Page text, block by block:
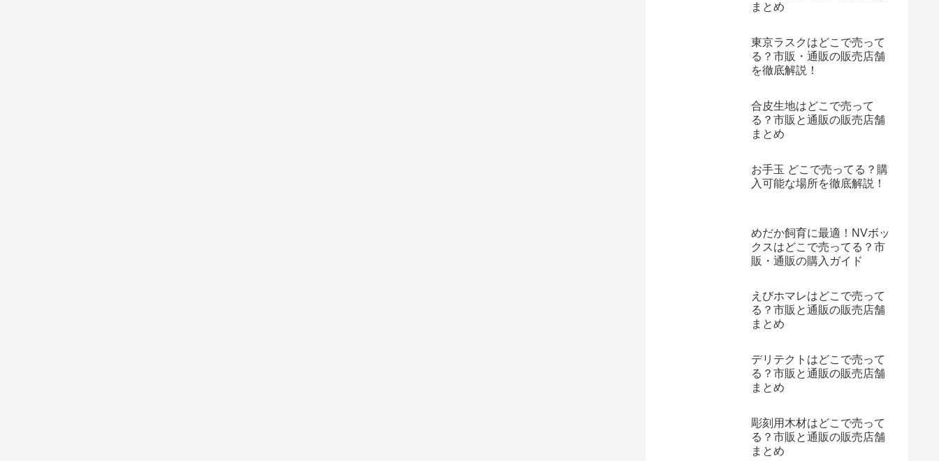
まとめ
東京ラスクはどこで売って
る？市販・通販の販売店舗
を徹底解説！
合皮生地はどこで売って
る？市販と通販の販売店舗
まとめ
お手玉 どこで売ってる？購
入可能な場所を徹底解説！
めだか飼育に最適！NVボッ
クスはどこで売ってる？市
販・通販の購入ガイド
えびホマレはどこで売って
る？市販と通販の販売店舗
まとめ
デリテクトはどこで売って
る？市販と通販の販売店舗
まとめ
彫刻用木材はどこで売って
る？市販と通販の販売店舗
まとめ